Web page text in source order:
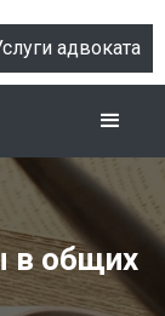
адвоката
в общих